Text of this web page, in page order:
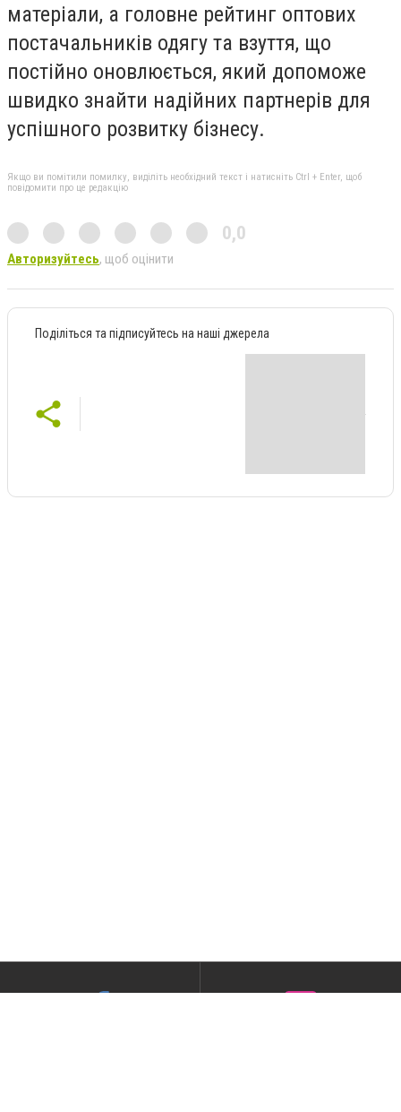
матеріали, а головне рейтинг оптових
постачальників одягу та взуття, що
постійно оновлюється, який допоможе
швидко знайти надійних партнерів для
успішного розвитку бізнесу.
Якщо ви помітили помилку, виділіть необхідний текст і натисніть Ctrl + Enter, щоб
повідомити про це редакцію
0,0
Авторизуйтесь, щоб оцінити
Поділіться та підписуйтесь на наші джерела